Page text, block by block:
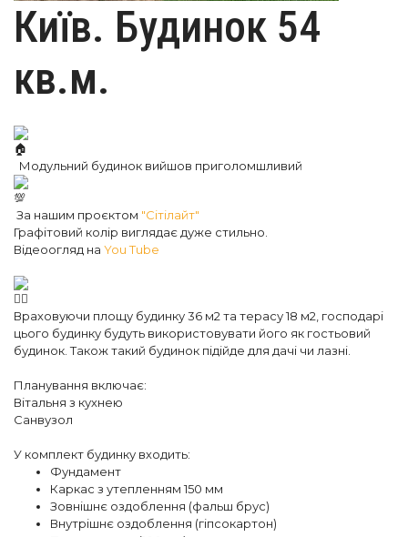
Київ. Будинок 54
кв.м.
Модульний будинок вийшов приголомшливий
За нашим проєктом "Сітілайт"
Графітовий колір виглядає дуже стильно.
Відеоогляд на You Tube
Враховуючи площу будинку 36 м2 та терасу 18 м2, господарі
цього будинку будуть використовувати його як гостьовий
будинок. Також такий будинок підійде для дачі чи лазні.
Планування включає:
Вітальня з кухнею
Санвузол
У комплект будинку входить:
Фундамент
Каркас з утепленням 150 мм
Зовнішнє оздоблення (фальш брус)
Внутрішнє оздоблення (гіпсокартон)